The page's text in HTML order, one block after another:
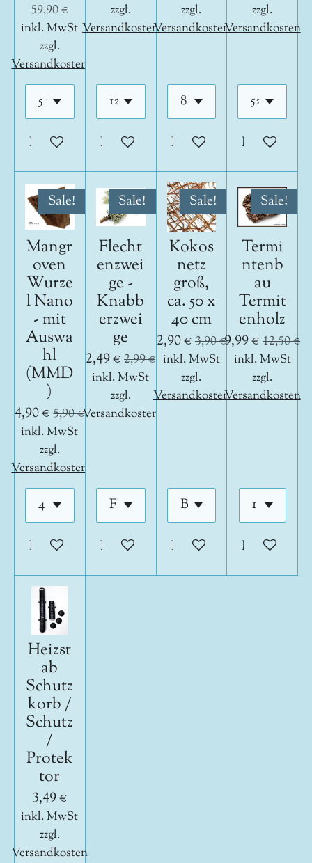
59,90 €
inkl. MwSt
zzgl.
Versandkosten
In den Warenkorb
zzgl.
Versandkosten
In den Warenkorb
zzgl.
Versandkosten
In den Warenkorb
zzgl.
Versandkosten
In den
Sale!
Mangr
oven
Wurze
l Nano
- mit
Auswa
hl
(MMD
)
4,90 € 5,90 €
inkl. MwSt
zzgl.
Versandkosten
In den Warenkorb
Sale!
Flecht
enzwei
ge -
Knabb
erzwei
ge
2,49 € 2,99 €
inkl. MwSt
zzgl.
Versandkosten
In den Warenkorb
Sale!
Kokos
netz
groß,
ca. 50 x
40 cm
2,90 € 3,90 €
inkl. MwSt
zzgl.
Versandkosten
In den Warenkorb
Sale!
Termi
ntenb
au
Termit
enholz
9,99 € 12,50 €
inkl. MwSt
zzgl.
Versandkosten
In den
Heizst
ab
Schutz
korb /
Schutz
/
Protek
tor
3,49 €
inkl. MwSt
zzgl.
Versandkosten